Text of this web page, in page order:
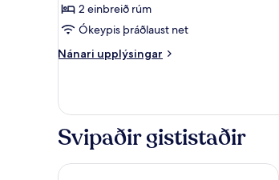
2 einbreið rúm
Ókeypis þráðlaust net
Nánari upplýsingar
Nánari
Room
Non-
Smoking
Svipaðir gististaðir
Oryx Airport Hotel